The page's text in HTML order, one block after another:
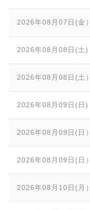
2026年08月07日(金）
2026年08月08日(土)
2026年08月08日(土）
2026年08月09日(日)
2026年08月09日(日）
2026年08月09日(日）
2026年08月10日(月）